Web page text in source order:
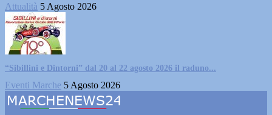
Attualità 5 Agosto 2026
“Sibillini e Dintorni” dal 20 al 22 agosto 2026 il raduno...
Eventi Marche 5 Agosto 2026